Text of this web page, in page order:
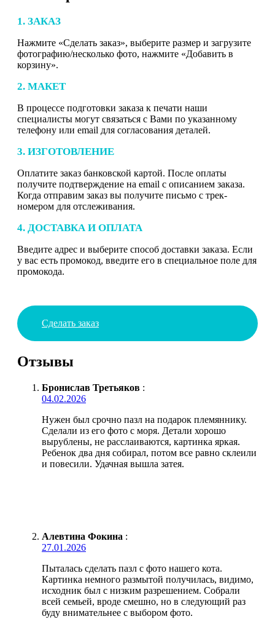
1. ЗАКАЗ
Нажмите «Сделать заказ», выберите размер и загрузите
фотографию/несколько фото, нажмите «Добавить в
корзину».
2. МАКЕТ
В процессе подготовки заказа к печати наши
специалисты могут связаться с Вами по указанному
телефону или email для согласования деталей.
3. ИЗГОТОВЛЕНИЕ
Оплатите заказ банковской картой. После оплаты
получите подтверждение на email с описанием заказа.
Когда отправим заказ вы получите письмо с трек-
номером для отслеживания.
4. ДОСТАВКА И ОПЛАТА
Введите адрес и выберите способ доставки заказа. Если
у вас есть промокод, введите его в специальное поле для
промокода.
Сделать заказ
Отзывы
Бронислав Третьяков :
04.02.2026
Нужен был срочно пазл на подарок племяннику.
Сделали из его фото с моря. Детали хорошо
вырублены, не расслаиваются, картинка яркая.
Ребенок два дня собирал, потом все равно склеили
и повесили. Удачная вышла затея.
Алевтина Фокина :
27.01.2026
Пыталась сделать пазл с фото нашего кота.
Картинка немного размытой получилась, видимо,
исходник был с низким разрешением. Собрали
всей семьей, вроде смешно, но в следующий раз
буду внимательнее с выбором фото.